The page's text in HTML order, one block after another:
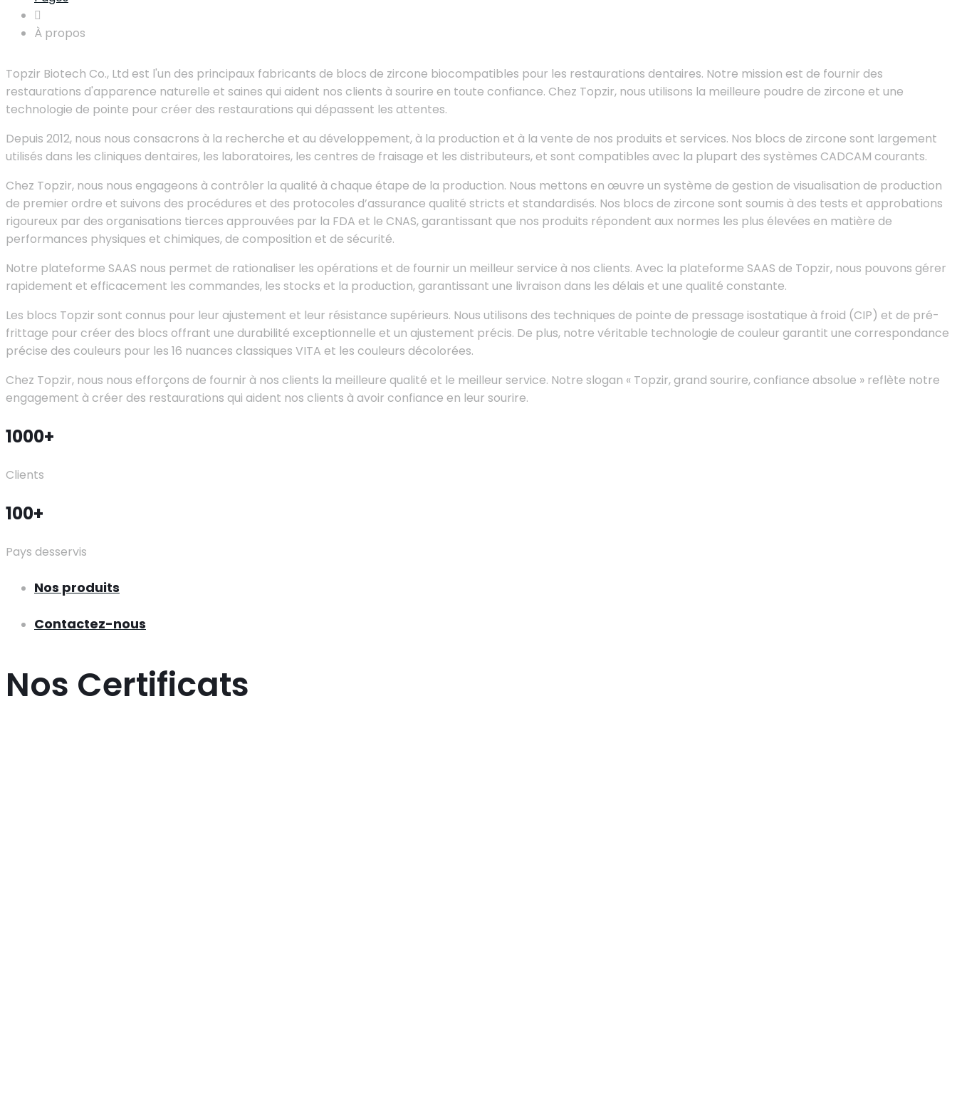
À propos
Topzir Biotech Co., Ltd est l'un des principaux fabricants de blocs de zircone biocompatibles pour les restaurations dentaires. Notre mission est de fournir des
restaurations d'apparence naturelle et saines qui aident nos clients à sourire en toute confiance. Chez Topzir, nous utilisons la meilleure poudre de zircone et une
technologie de pointe pour créer des restaurations qui dépassent les attentes.
Depuis 2012, nous nous consacrons à la recherche et au développement, à la production et à la vente de nos produits et services. Nos blocs de zircone sont largement
utilisés dans les cliniques dentaires, les laboratoires, les centres de fraisage et les distributeurs, et sont compatibles avec la plupart des systèmes CADCAM courants.
Chez Topzir, nous nous engageons à contrôler la qualité à chaque étape de la production. Nous mettons en œuvre un système de gestion de visualisation de production
de premier ordre et suivons des procédures et des protocoles d’assurance qualité stricts et standardisés. Nos blocs de zircone sont soumis à des tests et approbations
rigoureux par des organisations tierces approuvées par la FDA et le CNAS, garantissant que nos produits répondent aux normes les plus élevées en matière de
performances physiques et chimiques, de composition et de sécurité.
Notre plateforme SAAS nous permet de rationaliser les opérations et de fournir un meilleur service à nos clients. Avec la plateforme SAAS de Topzir, nous pouvons gérer
rapidement et efficacement les commandes, les stocks et la production, garantissant une livraison dans les délais et une qualité constante.
Les blocs Topzir sont connus pour leur ajustement et leur résistance supérieurs. Nous utilisons des techniques de pointe de pressage isostatique à froid (CIP) et de pré-
frittage pour créer des blocs offrant une durabilité exceptionnelle et un ajustement précis. De plus, notre véritable technologie de couleur garantit une correspondance
précise des couleurs pour les 16 nuances classiques VITA et les couleurs décolorées.
Chez Topzir, nous nous efforçons de fournir à nos clients la meilleure qualité et le meilleur service. Notre slogan « Topzir, grand sourire, confiance absolue » reflète notre
engagement à créer des restaurations qui aident nos clients à avoir confiance en leur sourire.
1000+
Clients
100+
Pays desservis
Nos produits
Contactez-nous
Nos Certificats